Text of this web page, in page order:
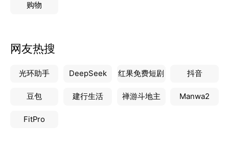
购物
网友热搜
光环助手 DeepSeek 红果免费短剧 抖音
豆包 建行生活 禅游斗地主 Manwa2
FitPro